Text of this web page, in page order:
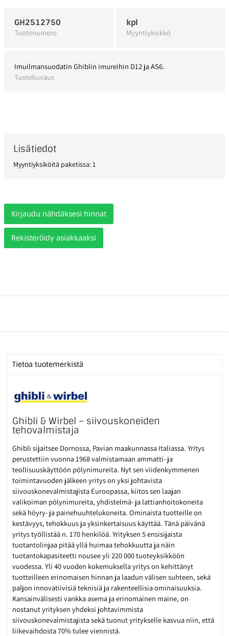
GH2512750
Tuotenumero
kpl
Myyntiyksikkö
Imuilmansuodatin Ghiblin imureihin D12 ja AS6.
Tuotekuvaus
Lisätiedot
Myyntiyksiköitä paketissa: 1
Kirjaudu nähdäksesi hinnat
Rekisteröidy asiakkaaksi
Tietoa tuotemerkistä
Ghibli & Wirbel – siivouskoneiden
tehovalmistaja
Ghibli sijaitsee Dornossa, Pavian maakunnassa Italiassa. Yritys
perustettiin vuonna 1968 valmistamaan ammatti- ja
teollisuuskäyttöön pölynimureita. Nyt sen viidenkymmenen
toimintavuoden jälkeen yritys on yksi johtavista
siivouskonevalmistajista Euroopassa, kiitos sen laajan
valikoiman pölynimureita, yhdistelmä- ja lattianhoitokoneita
sekä höyry- ja painehuuhtelukoneita. Ominaista tuotteille on
kestävyys, tehokkuus ja yksinkertaisuus käyttää. Tänä päivänä
yritys työllistää n. 170 henkilöä. Yrityksen 5 ensisijaista
tuotantolinjaa pitää yllä huimaa tehokkuutta ja näin
tuotantokapasiteetti nousee yli 220 000 tuoteyksikköön
vuodessa. Yli 40 vuoden kokemuksella yritys on kehittänyt
tuotteilleen erinomaisen hinnan ja laadun välisen suhteen, sekä
paljon innovatiivisiä teknisiä ja rakenteellisia ominaisuuksia.
Kansainvälisesti vankka asema ja erinomainen maine, on
nostanut yrityksen yhdeksi johtavimmista
siivouskonevalmistajista sekä tuonut yritykselle kasvua niin, että
liikevaihdosta 70% tulee viennistä.